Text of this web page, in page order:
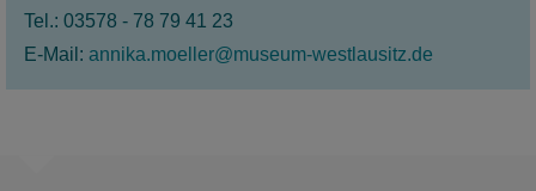
Tel.: 03578 - 78 79 41 23
E-Mail: annika.moeller@museum-westlausitz.de